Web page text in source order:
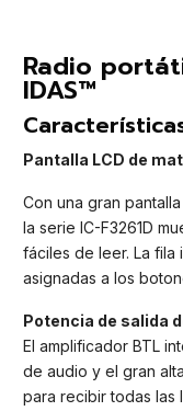
Radio
IDAS™
Pantalla LCD de
Con una gran
la serie IC-F3261D
fáciles de leer. La fila
asignadas a los
Potencia de salida
El amplificador BTL
de audio y el gran
para recibir todas las